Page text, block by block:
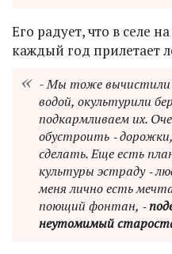
Его радует, что в селе
каждый год прилетает
- Мы тоже вычистили
водой, окультурили
подкармливаем их.
обустроить ‑
сделать. Еще есть
культуры эстраду ‑
меня лично есть
поющий фонтан, ‑
неутомимый